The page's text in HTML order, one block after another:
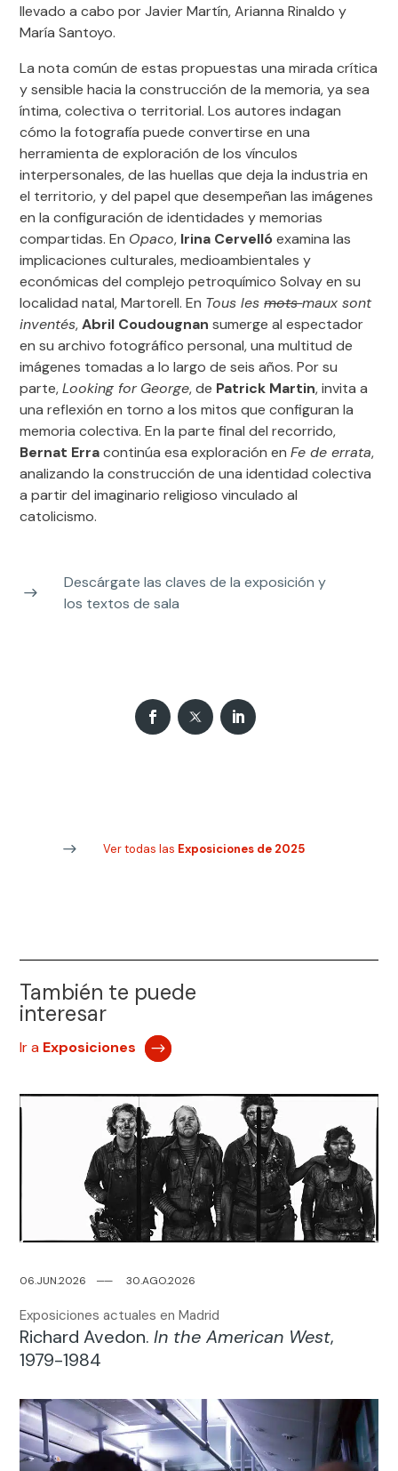
llevado a cabo por Javier Martín, Arianna Rinaldo y
María Santoyo.
La nota común de estas propuestas una mirada crítica
y sensible hacia la construcción de la memoria, ya sea
íntima, colectiva o territorial. Los autores indagan
cómo la fotografía puede convertirse en una
herramienta de exploración de los vínculos
interpersonales, de las huellas que deja la industria en
el territorio, y del papel que desempeñan las imágenes
en la configuración de identidades y memorias
compartidas. En Opaco, Irina Cervellóexamina las
implicaciones culturales, medioambientales y
económicas del complejo petroquímico Solvay en su
localidad natal, Martorell. En Tous lesmotsmaux sont
inventés,Abril Coudougnan sumerge al espectador
en su archivo fotográfico personal, una multitud de
imágenes tomadas a lo largo de seis años. Por su
parte,Looking for George, de Patrick Martin, invita a
una reflexión en torno a los mitos que configuran la
memoria colectiva. En la parte final del recorrido,
Bernat Erracontinúa esa exploración enFe de errata,
analizando la construcción de una identidad colectiva
a partir del imaginario religioso vinculado al
catolicismo.
Descárgate las claves de la exposición y
los textos de sala
Ver todas las Exposiciones de 2025
También te puede
interesar
Ir a Exposiciones
06.JUN.2026── 30.AGO.2026
Exposiciones actuales en Madrid
Richard Avedon.In the American West,
1979-1984